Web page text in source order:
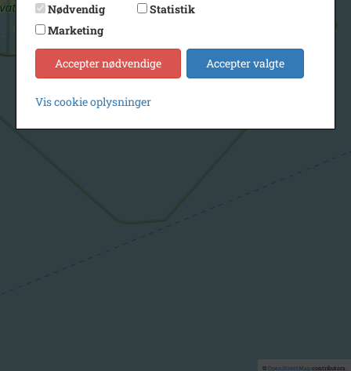
© OpenStreetMapcontributors.
Nødvendig
Statistik
Marketing
Accepter nødvendige Accepter valgte
Vis cookie oplysninger